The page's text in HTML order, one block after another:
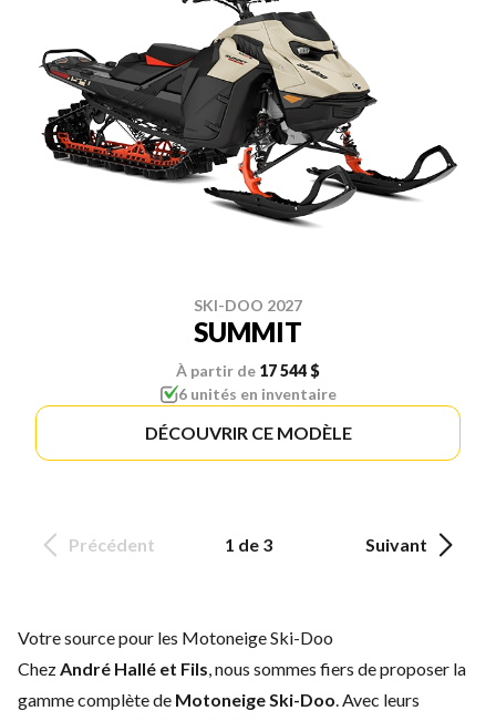
SKI-DOO 2027
SUMMIT
À partir de 17 544 $
6 unités en inventaire
DÉCOUVRIR CE MODÈLE
Précédent 1 de 3 Suivant
Votre source pour les Motoneige Ski-Doo
ChezAndré Hallé et Fils, nous sommes fiers de proposer la
gamme complète de Motoneige Ski-Doo. Avec leurs